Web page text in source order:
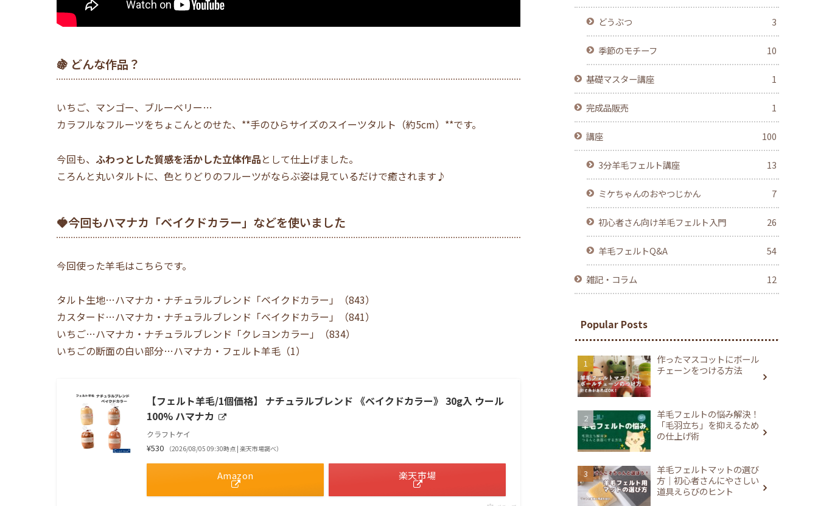
🍇 どんな作品？
いちご、マンゴー、ブルーベリー…
カラフルなフルーツをちょこんとのせた、**手のひらサイズのスイーツタルト（約5cm）**です。
今回も、 ふわっとした質感を活かした立体作品として仕上げました。
ころんと丸いタルトに、色とりどりのフルーツがならぶ姿は見ているだけで癒されます♪
🍓今回もハマナカ「ベイクドカラー」などを使いました
今回使った羊毛はこちらです。
タルト生地…ハマナカ・ナチュラルブレンド「ベイクドカラー」（843）
カスタード…ハマナカ・ナチュラルブレンド「ベイクドカラー」（841）
いちご…ハマナカ・ナチュラルブレンド「クレヨンカラー」（834）
いちごの断面の白い部分…ハマナカ・フェルト羊毛（1）
【フェルト羊毛/1個価格】 ナチュラルブレンド 《ベイクドカラー》 30g入 ウール
100% ハマナカ
クラフトケイ
¥530 （2026/08/05 09:30時点 | 楽天市場調べ）
Amazon 楽天市場
どうぶつ 3
季節のモチーフ 10
基礎マスター講座 1
完成品販売 1
講座 100
3分羊毛フェルト講座 13
ミケちゃんのおやつじかん 7
初心者さん向け羊毛フェルト入門 26
羊毛フェルトQ&A 54
雑記・コラム 12
Popular Posts
作ったマスコットにボール
チェーンをつける方法
羊毛フェルトの悩み解決！
「毛羽立ち」を抑えるため
の仕上げ術
羊毛フェルトマットの選び
方｜初心者さんにやさしい
道具えらびのヒント